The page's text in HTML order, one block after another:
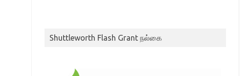
Shuttleworth Flash Grant நல்கை